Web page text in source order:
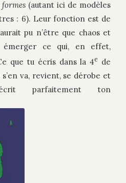
formes (autant ici de modèles
: 6). Leur fonction est de
pu n’être que chaos et
ce qui, en effet,
que tu écris dans la 4e de
va, revient, se dérobe et
parfaitement ton